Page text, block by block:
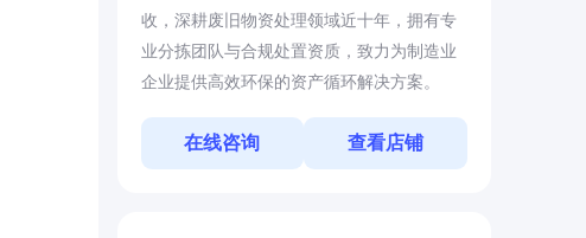
收，深耕废旧物资处理领域近十年，拥有专
业分拣团队与合规处置资质，致力为制造业
企业提供高效环保的资产循环解决方案。
在线咨询 查看店铺